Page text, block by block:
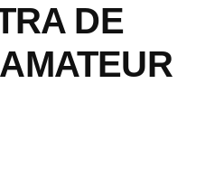
DE